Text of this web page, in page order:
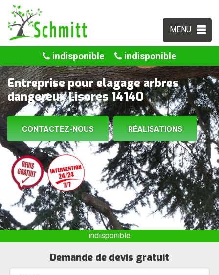
MENU
indisponible indisponible
Entreprise pour elagage arbres
dangereux Lisores 14140
CONTACTEZ-NOUS RÉALISATIONS
indisponible
Demande de devis gratuit